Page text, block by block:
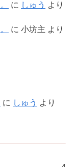
に しゅう より
に 小坊主 より
に しゅう より